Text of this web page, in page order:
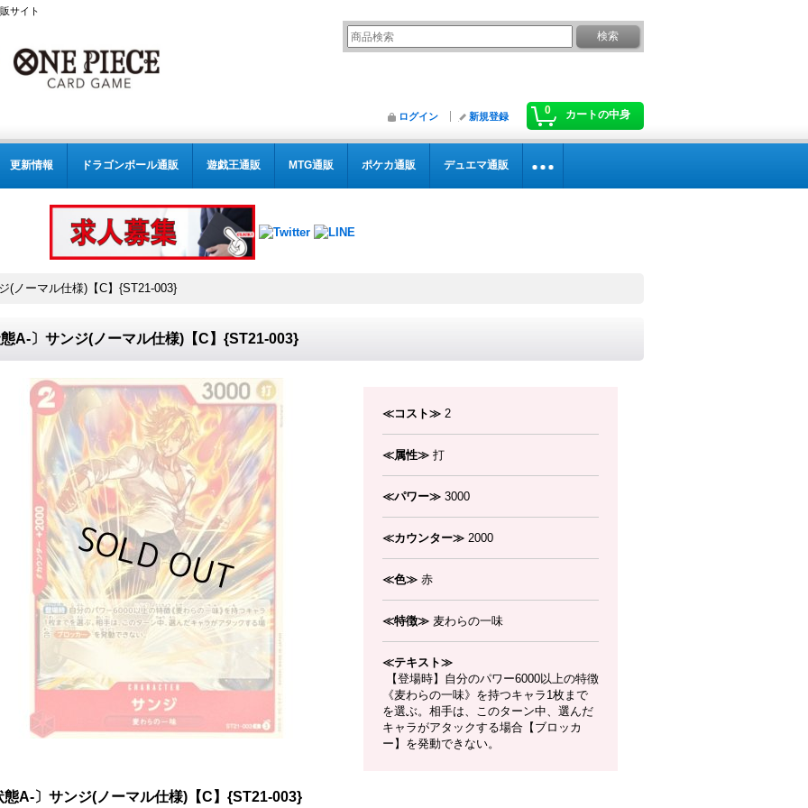
サイト
0 カートの中身
ログイン 新規登録
更新情報 ドラゴンボール通販 遊戯王通販 MTG通販 ポケカ通販 デュエマ通販
(ノーマル仕様)【C】{ST21-003}
A-〕サンジ(ノーマル仕様)【C】{ST21-003}
≪コスト≫ 2
≪属性≫ 打
≪パワー≫ 3000
≪カウンター≫ 2000
≪色≫ 赤
≪特徴≫ 麦わらの一味
≪テキスト≫
【登場時】自分のパワー6000以上の特徴
《麦わらの一味》を持つキャラ1枚まで
を選ぶ。相手は、このターン中、選んだ
キャラがアタックする場合【ブロッカ
ー】を発動できない。
態A-〕サンジ(ノーマル仕様)【C】{ST21-003}